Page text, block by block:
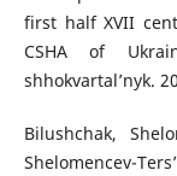
first half XVII
CSHA of
shhokvartal’nyk.
Bilushchak,
Shelomencev-